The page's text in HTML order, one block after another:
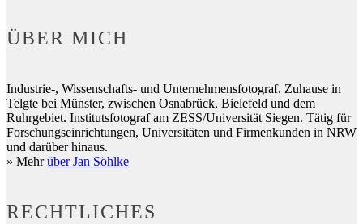
ÜBER MICH
Industrie-, Wissenschafts- und Unternehmensfotograf. Zuhause in
Telgte bei Münster, zwischen Osnabrück, Bielefeld und dem
Ruhrgebiet. Institutsfotograf am ZESS/Universität Siegen. Tätig für
Forschungseinrichtungen, Universitäten und Firmenkunden in NRW
und darüber hinaus.
» Mehrüber Jan Söhlke
RECHTLICHES